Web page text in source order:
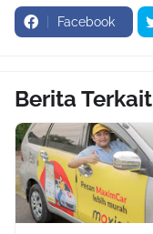
Facebook
Berita Terkait